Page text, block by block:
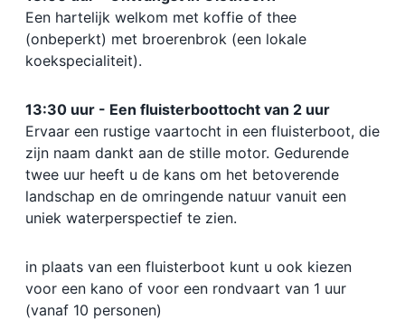
Een hartelijk welkom met koffie of thee
(onbeperkt) met broerenbrok (een lokale
koekspecialiteit).
13:30 uur - Een fluisterboottocht van 2 uur
Ervaar een rustige vaartocht in een fluisterboot, die
zijn naam dankt aan de stille motor. Gedurende
twee uur heeft u de kans om het betoverende
landschap en de omringende natuur vanuit een
uniek waterperspectief te zien.
in plaats van een fluisterboot kunt u ook kiezen
voor een kano of voor een rondvaart van 1 uur
(vanaf 10 personen)